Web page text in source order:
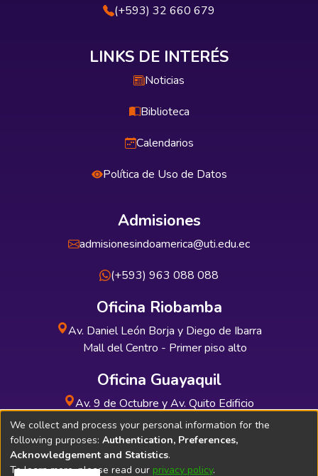
(+593) 32 660 679
LINKS DE INTERÉS
Noticias
Biblioteca
Calendarios
Política de Uso de Datos
Admisiones
admisionesindoamerica@uti.edu.ec
(+593) 963 088 088
Oficina Riobamba
Av. Daniel León Borja y Diego de Ibarra
Mall del Centro - Primer piso alto
Oficina Guayaquil
Av. 9 de Octubre y Av. Quito Edificio
INDUAUTO - Planta baja
We collect and process your personal information for the
following purposes: Authentication, Preferences,
Acknowledgement and Statistics.
To learn more, please read our privacy policy.